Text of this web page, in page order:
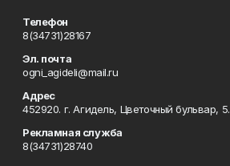
Телефон
8(34731)28167
Эл. почта
ogni_agideli@mail.ru
Адрес
452920. г. Агидель, Цветочный бульвар, 5.
Рекламная служба
8(34731)28740